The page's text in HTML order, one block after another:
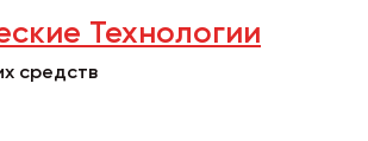
Технологии
средств